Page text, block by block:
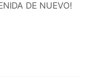
DE NUEVO!